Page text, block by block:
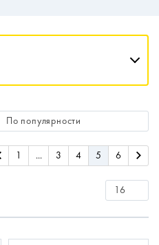
1 ... 3 4 5 6